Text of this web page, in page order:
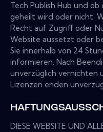
Tech Publish Hub und
geheilt wird oder nicht.
Recht auf Zugriff oder
Website aussetzt oder
Sie innerhalb von 24
informieren. Nach
unverzüglich vernichten
Lizenzen enden
DIESE WEBSITE UND